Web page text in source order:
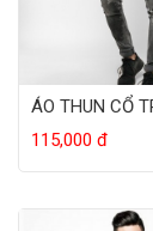
115,000 đ